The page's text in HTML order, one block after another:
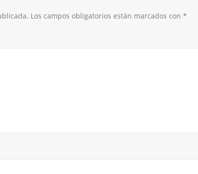
Los campos obligatorios están marcados con *